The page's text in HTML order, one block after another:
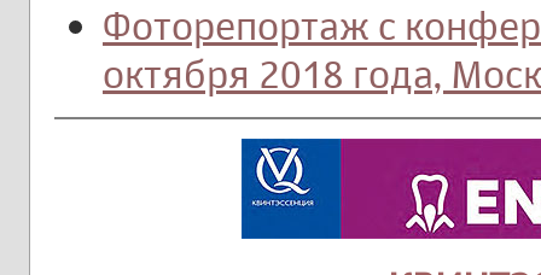
Фоторепортаж с
октября 2018 года,